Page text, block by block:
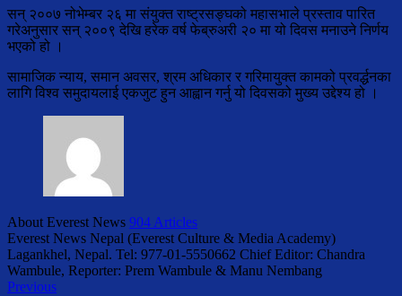
सन् २००७ नोभेम्बर २६ मा संयुक्त राष्ट्रसङ्घको महासभाले प्रस्ताव पारित
गरेअनुसार सन् २००९ देखि हरेक वर्ष फेब्रुअरी २० मा यो दिवस मनाउने निर्णय
भएको हो ।
सामाजिक न्याय, समान अवसर, श्रम अधिकार र गरिमायुक्त कामको प्रवर्द्धनका
लागि विश्व समुदायलाई एकजुट हुन आह्वान गर्नु यो दिवसको मुख्य उद्देश्य हो ।
About Everest News 904 Articles
Everest News Nepal (Everest Culture & Media Academy)
Lagankhel, Nepal. Tel: 977-01-5550662 Chief Editor: Chandra
Wambule, Reporter: Prem Wambule & Manu Nembang
Previous